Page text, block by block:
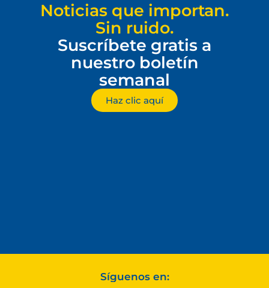
Noticias que importan.
Sin ruido.
Suscríbete gratis a
nuestro boletín
semanal
Haz clic aquí
Síguenos en: